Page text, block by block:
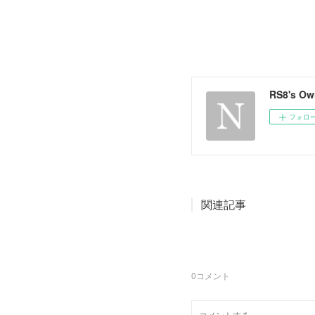
RS8's
フォロ
関連記事
0コメント